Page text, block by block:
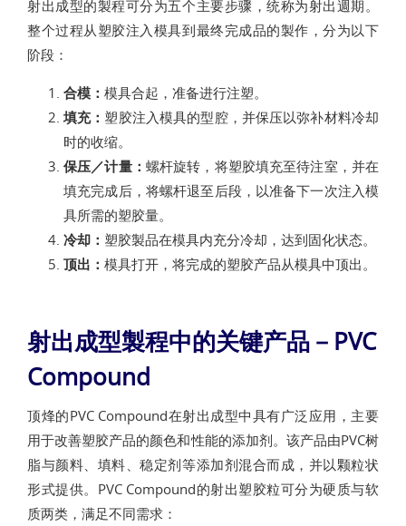
射出成型的製程可分为五个主要步骤，统称为射出週期。
整个过程从塑胶注入模具到最终完成品的製作，分为以下
阶段：
合模： 模具合起，准备进行注塑。
填充： 塑胶注入模具的型腔，并保压以弥补材料冷却
时的收缩。
保压／计量： 螺杆旋转，将塑胶填充至待注室，并在
填充完成后，将螺杆退至后段，以准备下一次注入模
具所需的塑胶量。
冷却： 塑胶製品在模具内充分冷却，达到固化状态。
顶出： 模具打开，将完成的塑胶产品从模具中顶出。
射出成型製程中的关键产品－PVC
Compound
顶烽的PVC Compound在射出成型中具有广泛应用，主要
用于改善塑胶产品的颜色和性能的添加剂。该产品由PVC树
脂与颜料、填料、稳定剂等添加剂混合而成，并以颗粒状
形式提供。PVC Compound的射出塑胶粒可分为硬质与软
质两类，满足不同需求：